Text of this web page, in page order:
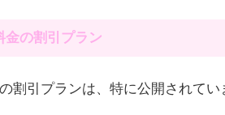
金の割引プラン
割引プランは、特に公開されてい